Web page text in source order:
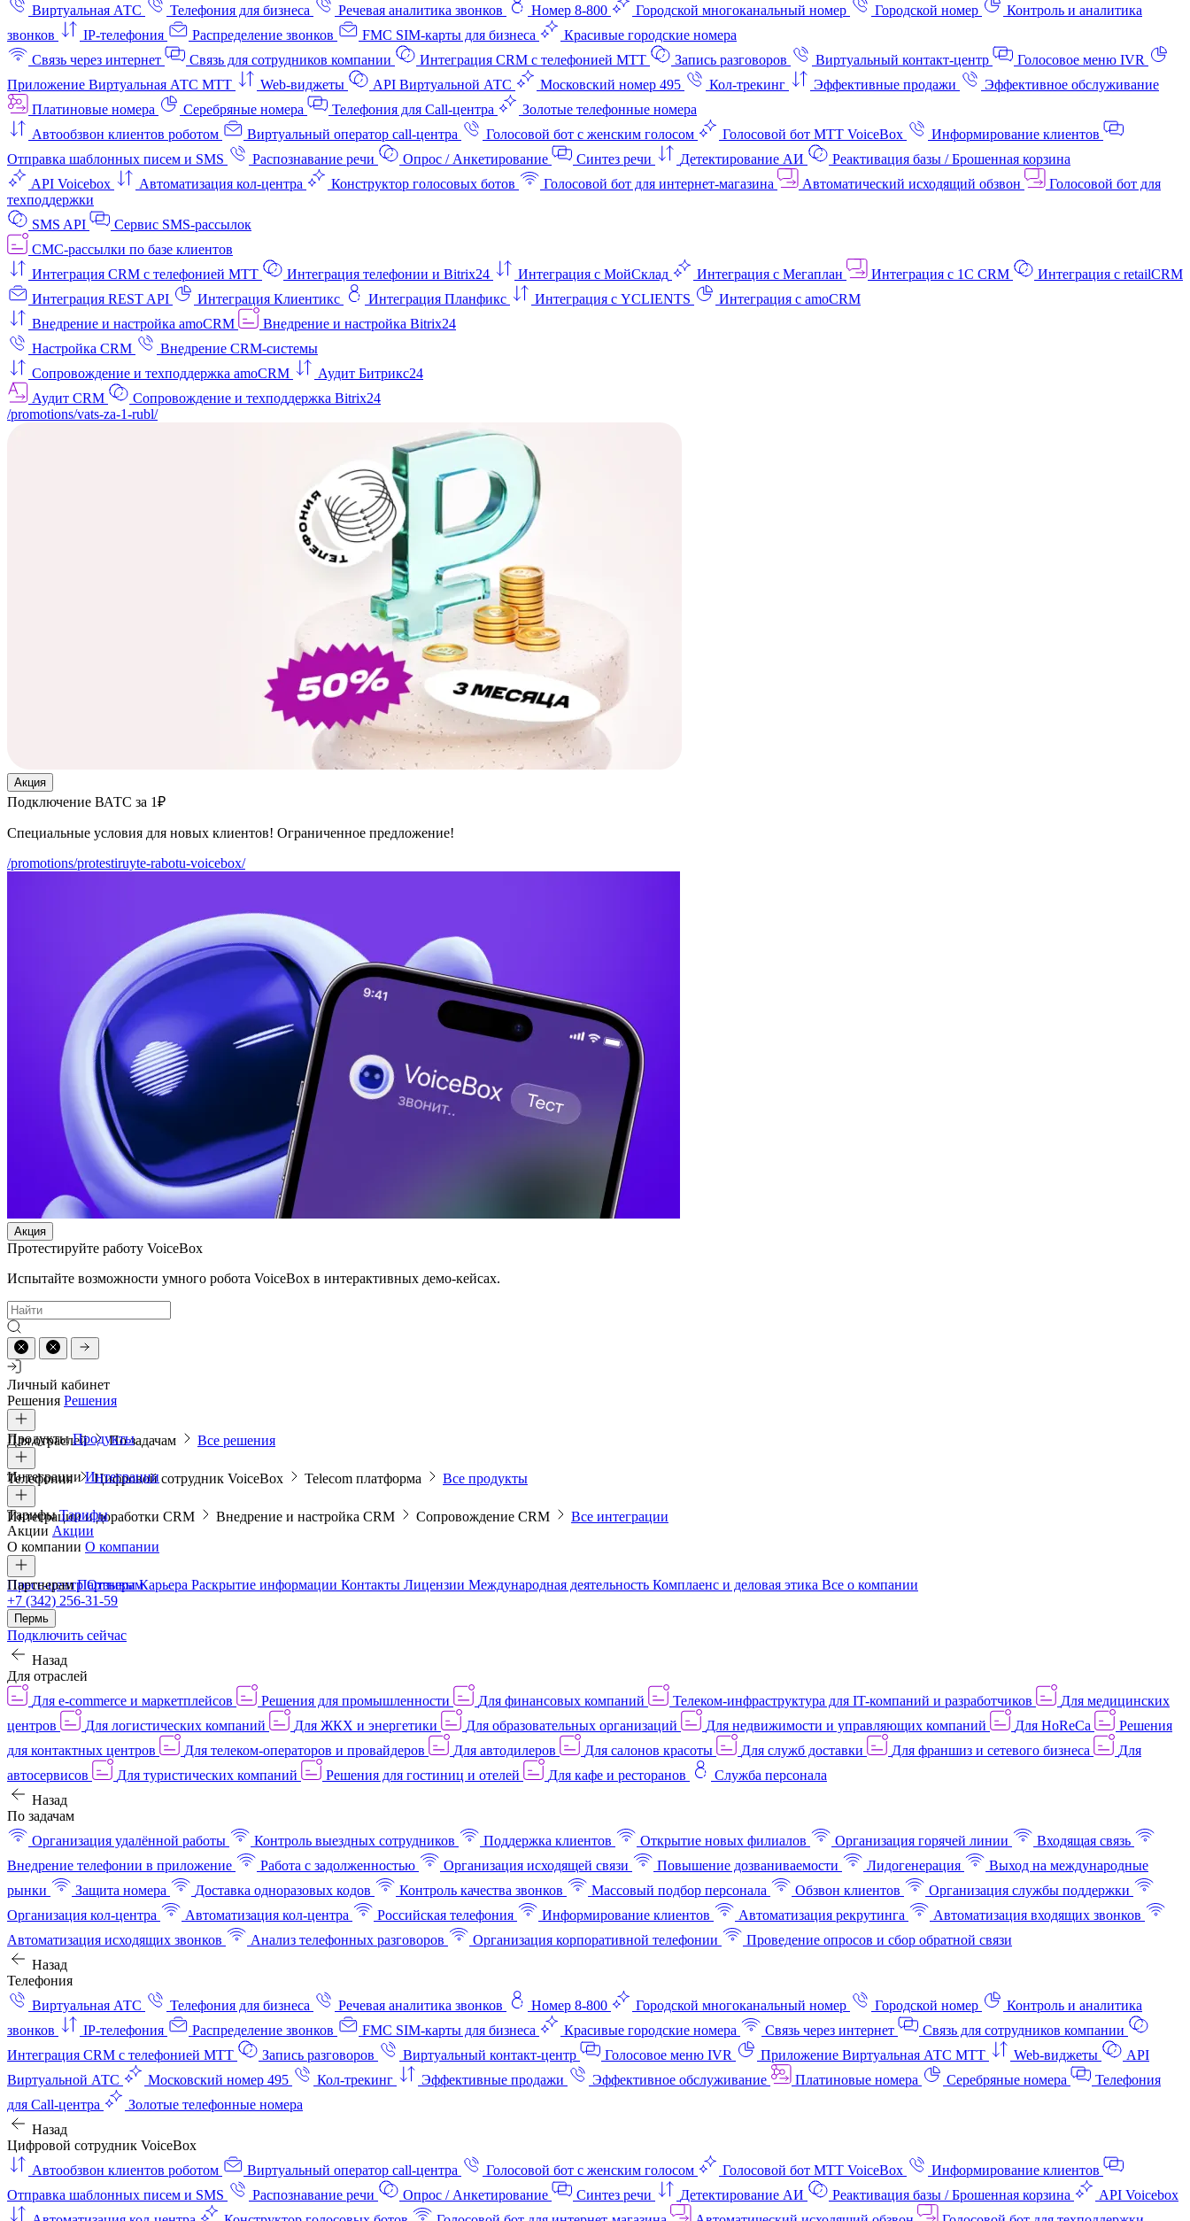
Виртуальная АТС
Телефония для бизнеса Речевая аналитика звонков Номер 8-800 Городской многоканальный номер Городской номер
Контроль и аналитика
звонков
IP-телефония Распределение звонков FMC SIM-карты для бизнеса
Красивые городские номера
Связь через интернет
Связь для сотрудников компании Интеграция CRM с телефонией МТТ Запись разговоров Виртуальный контакт‑центр
Голосовое меню IVR
Приложение Виртуальная АТС МТТ
Web-виджеты API Виртуальной АТС Московский номер 495 Кол-трекинг Эффективные продажи
Эффективное обслуживание
Платиновые номера
Серебряные номера Телефония для Call-центра
Золотые телефонные номера
Автообзвон клиентов роботом
Виртуальный оператор call-центра Голосовой бот с женским голосом Голосовой бот МТТ VoiceBox
Информирование клиентов
Отправка шаблонных писем и SMS
Распознавание речи Опрос / Анкетирование Синтез речи Детектирование АИ
Реактивация базы / Брошенная корзина
API Voicebox
Автоматизация кол‑центра Конструктор голосовых ботов Голосовой бот для интернет‑магазина Автоматический исходящий обзвон
Голосовой бот для
техподдержки
SMS API
Сервис SMS-рассылок
СМС-рассылки по базе клиентов
Интеграция CRM с телефонией МТТ
Интеграция телефонии и Bitrix24 Интеграция с МойСклад Интеграция с Мегаплан Интеграция с 1C CRM
Интеграция с retailCRM
Интеграция REST API
Интеграция Клиентикс Интеграция Планфикс Интеграция с YCLIENTS
Интеграция с amoCRM
Внедрение и настройка amoCRM
Внедрение и настройка Bitrix24
Настройка CRM
Внедрение CRM-системы
Сопровождение и техподдержка amoCRM
Аудит Битрикс24
Аудит CRM
Сопровождение и техподдержка Bitrix24
/promotions/vats-za-1-rubl/
Акция
Подключение ВАТС за 1₽
Специальные условия для новых клиентов! Ограниченное предложение!
/promotions/protestiruyte-rabotu-voicebox/
Акция
Протестируйте работу VoiceBox
Испытайте возможности умного робота VoiceBox в интерактивных демо-кейсах.
Личный кабинет
Решения Решения
Для отраслей По задачам Все решения
ПродуктыПродукты
Телефония Цифровой сотрудник VoiceBox Telecom платформа Все продукты
ИнтеграцииИнтеграции
Интеграции и доработки CRM Внедрение и настройка CRM Сопровождение CRM Все интеграции
ТарифыТарифы
Акции Акции
О компании О компании
Пресс-центрОтзывыКарьера Раскрытие информации Контакты Лицензии Международная деятельность Комплаенс и деловая этика Все о компании
ПартнерамПартнерам
+7 (342) 256-31-59
Пермь
Подключить сейчас
Назад
Для отраслей
Для e-commerce и маркетплейсов
Решения для промышленности Для финансовых компаний Телеком-инфраструктура для IT-компаний и разработчиков
Для медицинских
центров
Для логистических компаний Для ЖКХ и энергетики Для образовательных организаций Для недвижимости и управляющих компаний Для HoReCa
Решения
для контактных центров
Для телеком-операторов и провайдеров Для автодилеров Для салонов красоты Для служб доставки Для франшиз и сетевого бизнеса
Для
автосервисов
Для туристических компаний Решения для гостиниц и отелей Для кафе и ресторанов
Служба персонала
Назад
По задачам
Организация удалённой работы
Контроль выездных сотрудников Поддержка клиентов Открытие новых филиалов Организация горячей линии
Входящая связь
Внедрение телефонии в приложение
Работа с задолженностью Организация исходящей связи Повышение дозваниваемости Лидогенерация
Выход на международные
рынки
Защита номера Доставка одноразовых кодов Контроль качества звонков Массовый подбор персонала Обзвон клиентов
Организация службы поддержки
Организация кол-центра
Автоматизация кол-центра Российская телефония Информирование клиентов Автоматизация рекрутинга
Автоматизация входящих звонков
Автоматизация исходящих звонков
Анализ телефонных разговоров Организация корпоративной телефонии
Проведение опросов и сбор обратной связи
Назад
Телефония
Виртуальная АТС
Телефония для бизнеса Речевая аналитика звонков Номер 8-800 Городской многоканальный номер Городской номер
Контроль и аналитика
звонков
IP-телефония Распределение звонков FMC SIM-карты для бизнеса Красивые городские номера Связь через интернет
Связь для сотрудников компании
Интеграция CRM с телефонией МТТ
Запись разговоров Виртуальный контакт‑центр Голосовое меню IVR Приложение Виртуальная АТС МТТ Web-виджеты
API
Виртуальной АТС
Московский номер 495 Кол-трекинг Эффективные продажи Эффективное обслуживание Платиновые номера Серебряные номера
Телефония
для Call-центра
Золотые телефонные номера
Назад
Цифровой сотрудник VoiceBox
Автообзвон клиентов роботом
Виртуальный оператор call-центра Голосовой бот с женским голосом Голосовой бот МТТ VoiceBox
Информирование клиентов
Отправка шаблонных писем и SMS
Распознавание речи Опрос / Анкетирование Синтез речи Детектирование АИ Реактивация базы / Брошенная корзина
API Voicebox